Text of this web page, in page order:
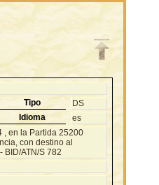
Tipo
DS
Idioma es
, en la Partida 25200
con destino al
BID/ATN/S 782